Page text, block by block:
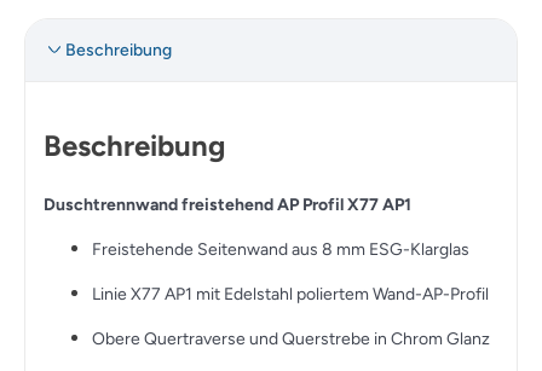
Beschreibung
Beschreibung
Duschtrennwand freistehend AP Profil X77 AP1
Freistehende Seitenwand aus 8 mm ESG-Klarglas
Linie X77 AP1 mit Edelstahl poliertem Wand-AP-Profil
Obere Quertraverse und Querstrebe in Chrom Glanz